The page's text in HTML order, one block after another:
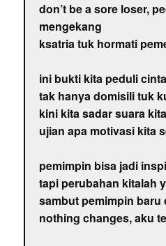
don’t be a sore loser,
mengekang
ksatria tuk hormati
ini bukti kita peduli
tak hanya domisili tuk
kini kita sadar suara
ujian apa motivasi kita
pemimpin bisa jadi
tapi perubahan kitalah
sambut pemimpin
nothing changes, aku